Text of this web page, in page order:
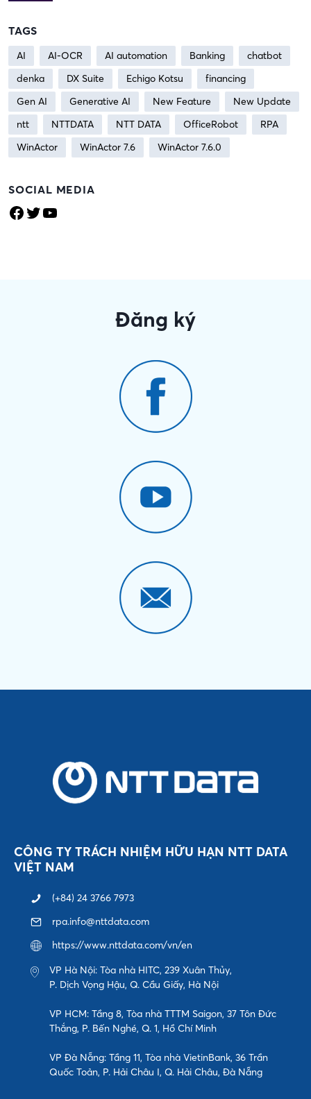
TAGS
AI AI-OCR AI automation Banking
chatbot
denka
DX Suite Echigo Kotsu
financing
Gen AI
Generative AI New Feature
New Update
ntt
NTTDATA NTT DATA OfficeRobot
RPA
WinActor
WinActor 7.6 WinActor 7.6.0
SOCIAL MEDIA
Facebook Twitter YouTube
Đăng ký
CÔNG TY TRÁCH NHIỆM HỮU HẠN NTT DATA
VIỆT NAM
(+84) 24 3766 7973
rpa.info@nttdata.com
https://www.nttdata.com/vn/en
VP Hà Nội: Tòa nhà HITC, 239 Xuân Thủy,
P. Dịch Vọng Hậu, Q. Cầu Giấy, Hà Nội
VP HCM: Tầng 8, Tòa nhà TTTM Saigon, 37 Tôn Đức
Thắng, P. Bến Nghé, Q. 1, Hồ Chí Minh
VP Đà Nẵng: Tầng 11, Tòa nhà VietinBank, 36 Trần
Quốc Toản, P. Hải Châu I, Q. Hải Châu, Đà Nẵng